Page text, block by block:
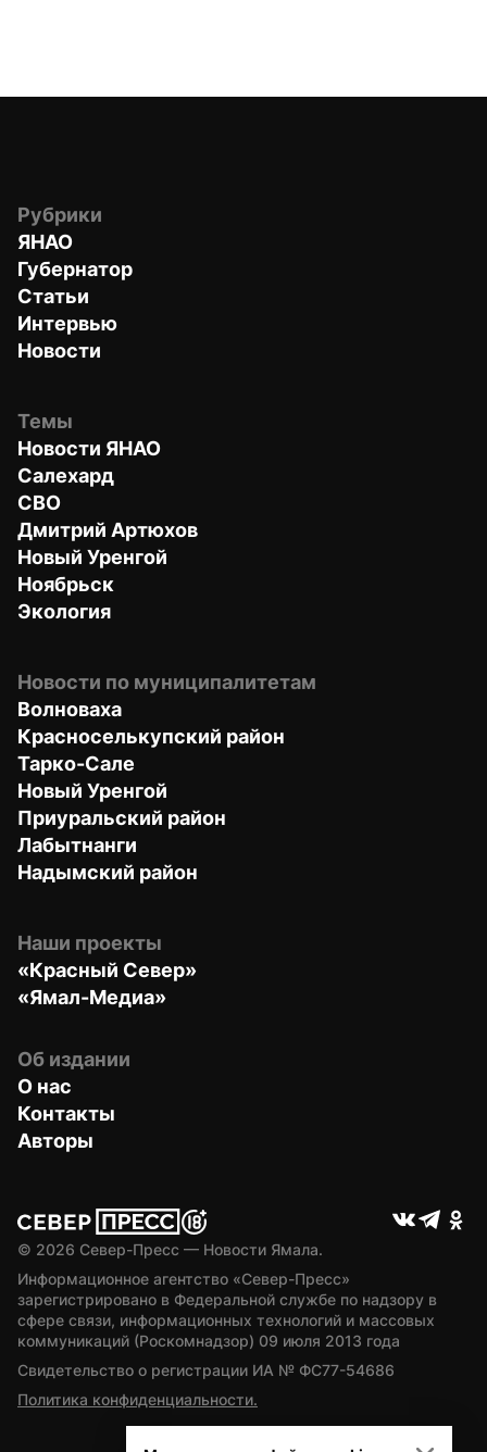
Рубрики
ЯНАО
Губернатор
Статьи
Интервью
Новости
Темы
Новости ЯНАО
Салехард
СВО
Дмитрий Артюхов
Новый Уренгой
Ноябрьск
Экология
Новости по муниципалитетам
Волноваха
Красноселькупский район
Тарко-Сале
Новый Уренгой
Приуральский район
Лабытнанги
Надымский район
Наши проекты
«Красный Север»
«Ямал-Медиа»
Об издании
О нас
Контакты
Авторы
© 2026 Север-Пресс — Новости Ямала.
Информационное агентство «Север-Пресс»
зарегистрировано в Федеральной службе по надзору в
сфере связи, информационных технологий и массовых
коммуникаций (Роскомнадзор) 09 июля 2013 года
Свидетельство о регистрации ИА № ФС77-54686
Политика конфиденциальности.